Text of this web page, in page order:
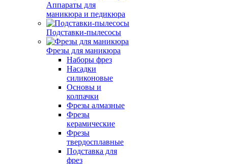
Аппараты для
маникюра и педикюра
Подставки-пылесосы
Фрезы для маникюра
Наборы фрез
Насадки
силиконовые
Основы и
колпачки
Фрезы алмазные
Фрезы
керамические
Фрезы
твердосплавные
Подставка для
фрез